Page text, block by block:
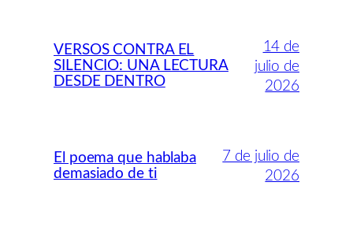
VERSOS CONTRA EL
SILENCIO: UNA LECTURA
DESDE DENTRO
14 de
julio de
2026
El poema que hablaba
demasiado de ti
7 de julio de
2026